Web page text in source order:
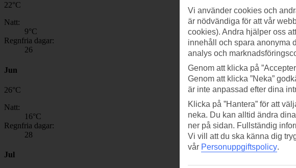
22°C
Natt:
9°C
Regnfria dagar:
26
Jun
26°C
Natt:
16°C
Regnfria dagar:
28
Jul
Vi använder cookies och
är nödvändiga för att vår
cookies). Andra hjälper oss
innehåll och spara anonyma
analys och
Genom att klicka på
Genom att klicka ”Neka”
är inte anpassad efter dina
Klicka på ”Hantera” för att
neka. Du kan alltid ändra
ner på sidan. Fullständig
Vi vill att du ska känna dig
vår Personuppgiftspolicy.